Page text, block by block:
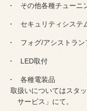
その他各種チューニ
セキュリティシステ
フォグ/アシストラン
LED取付
各種電装品
取扱いについてはスタ
サービス」にて。